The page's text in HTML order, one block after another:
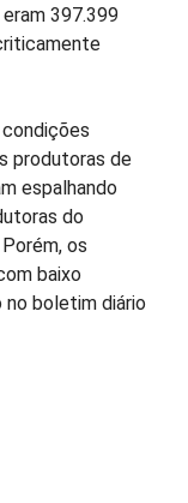
397.399
produtoras de
espalhando
do
os
baixo
boletim diário